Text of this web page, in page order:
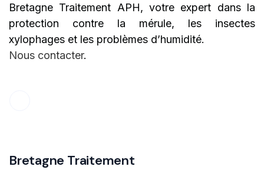
Bretagne Traitement APH, votre expert dans la
protection contre la mérule, les insectes
xylophages et les problèmes d’humidité.
Nous contacter.
Bretagne Traitement